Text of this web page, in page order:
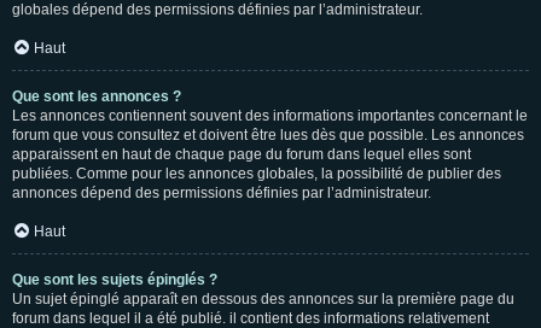
globales dépend des permissions définies par l’administrateur.
Haut
Que sont les annonces ?
Les annonces contiennent souvent des informations importantes concernant le
forum que vous consultez et doivent être lues dès que possible. Les annonces
apparaissent en haut de chaque page du forum dans lequel elles sont
publiées. Comme pour les annonces globales, la possibilité de publier des
annonces dépend des permissions définies par l’administrateur.
Haut
Que sont les sujets épinglés ?
Un sujet épinglé apparaît en dessous des annonces sur la première page du
forum dans lequel il a été publié. il contient des informations relativement